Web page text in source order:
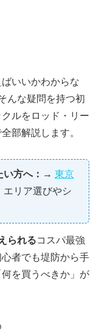
いいかわからな
んな疑問を持つ初
ルをロッド・リー
部解説します。
方へ： → 東京
エリア選びやシ
られるコスパ最強
者でも堤防から手
を買うべきか」が